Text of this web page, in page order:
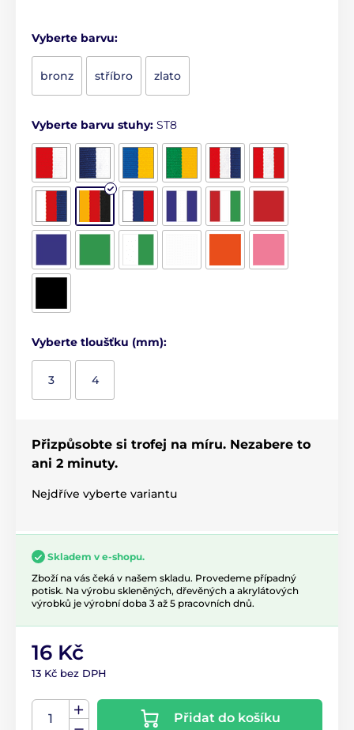
Vyberte barvu:
bronz stříbro zlato
Vyberte barvu stuhy: ST8
Vyberte tloušťku (mm):
3 4
Přizpůsobte si trofej na míru. Nezabere to
ani 2 minuty.
Nejdříve vyberte variantu
Skladem v e-shopu.
Zboží na vás čeká v našem skladu. Provedeme případný
potisk. Na výrobu skleněných, dřevěných a akrylátových
výrobků je výrobní doba 3 až 5 pracovních dnů.
16 Kč
13 Kč bez DPH
Přidat do košíku